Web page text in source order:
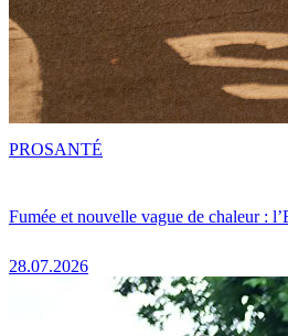
Fumée et nouvelle vague de chaleur :
28.07.2026
PROSANTÉ